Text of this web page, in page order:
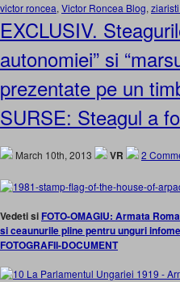
victor roncea, Victor Roncea Blog,
EXCLUSIV.
autonomiei” si
prezentate pe un
SURSE: Steagul a
March 10th, 2013 VR 2
Vedeti si FOTO-OMAGIU: Armata
si ceaunurile pline pentru unguri
FOTOGRAFII-DOCUMENT